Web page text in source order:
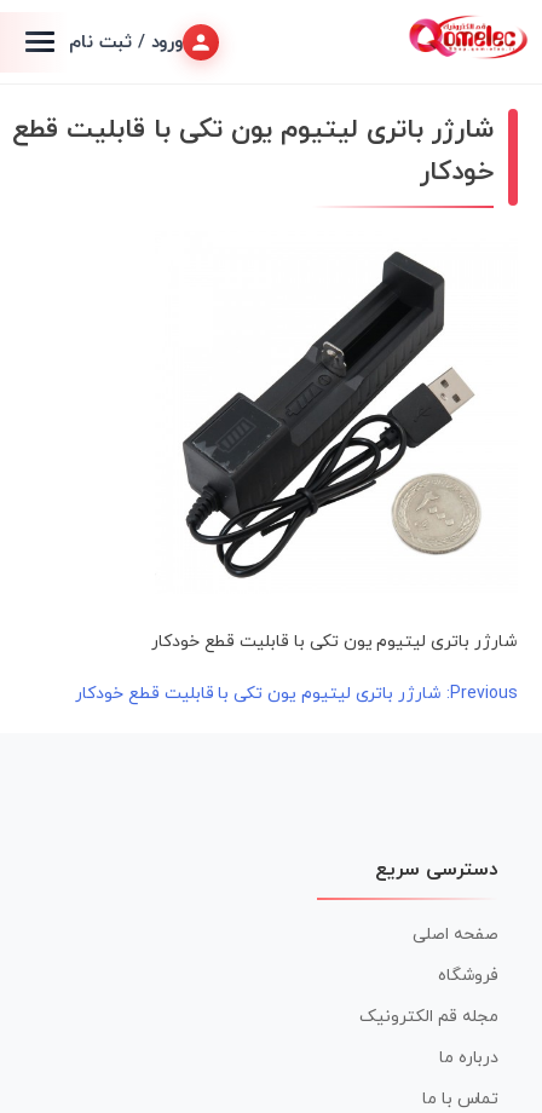
ورود / ثبت نام
شارژر باتری لیتیوم یون تکی با قابلیت قطع
خودکار
شارژر باتری لیتیوم یون تکی با قابلیت قطع خودکار
راهبری
Previous: شارژر باتری لیتیوم یون تکی با قابلیت قطع خودکار
دسترسی سریع
صفحه اصلی
فروشگاه
مجله قم الکترونیک
درباره ما
تماس با ما